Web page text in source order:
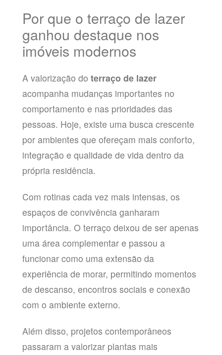
Por que o terraço de lazer
ganhou destaque nos
imóveis modernos
A valorização do terraço de lazer
acompanha mudanças importantes no
comportamento e nas prioridades das
pessoas. Hoje, existe uma busca crescente
por ambientes que ofereçam mais conforto,
integração e qualidade de vida dentro da
própria residência.
Com rotinas cada vez mais intensas, os
espaços de convivência ganharam
importância. O terraço deixou de ser apenas
uma área complementar e passou a
funcionar como uma extensão da
experiência de morar, permitindo momentos
de descanso, encontros sociais e conexão
com o ambiente externo.
Além disso, projetos contemporâneos
passaram a valorizar plantas mais